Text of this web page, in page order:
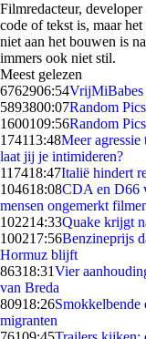
Filmredacteur,
code of tekst is, maar
niet aan het bouwen is
immers ook niet stil.
Meest gelezen
6762906:54
5893800:07Random
1600109:56Random
174113:48Meer agressie
laat jij je intimideren?
117418:47Italië hindert
104618:08CDA en D66
mensen ongemerkt
102214:33Quake krijgt
100217:56Benzineprijs
Hormuz blijft
86318:31Vier
van Breda
80918:26Smokkelbende
migranten